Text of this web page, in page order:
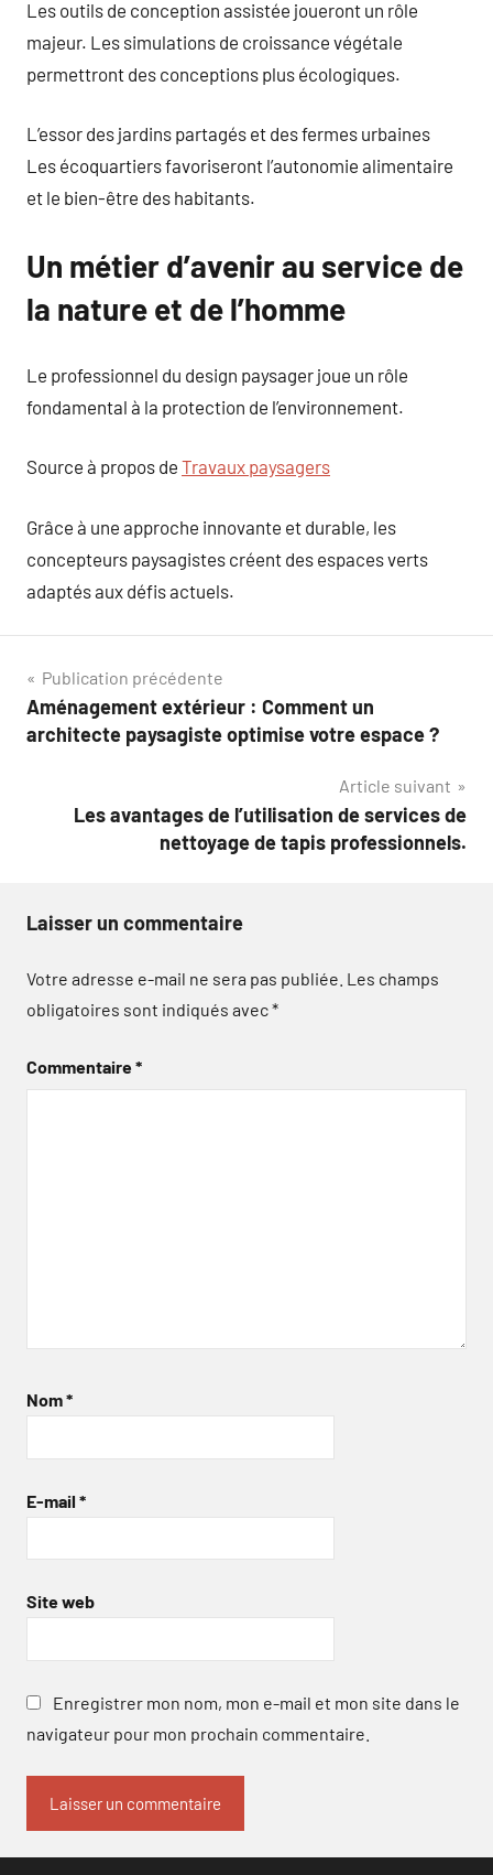
Les outils de conception assistée joueront un rôle
majeur. Les simulations de croissance végétale
permettront des conceptions plus écologiques.
L’essor des jardins partagés et des fermes urbaines
Les écoquartiers favoriseront l’autonomie alimentaire
et le bien-être des habitants.
Un métier d’avenir au service de
la nature et de l’homme
Le professionnel du design paysager joue un rôle
fondamental à la protection de l’environnement.
Source à propos de Travaux paysagers
Grâce à une approche innovante et durable, les
concepteurs paysagistes créent des espaces verts
adaptés aux défis actuels.
Navigation
de
Publication précédente
Aménagement extérieur : Comment un
architecte paysagiste optimise votre espace ?
Article suivant
Les avantages de l’utilisation de services de
nettoyage de tapis professionnels.
Laisser un commentaire
Votre adresse e-mail ne sera pas publiée. Les champs
obligatoires sont indiqués avec*
Commentaire*
Nom*
E-mail *
Site web
Enregistrer mon nom, mon e-mail et mon site dans le
navigateur pour mon prochain commentaire.